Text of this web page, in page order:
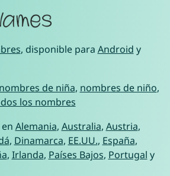
, disponible para Android y
nombres de niña, nombres de niño,
los nombres
Alemania, Australia, Austria,
, Dinamarca, EE.UU., España,
, Irlanda, Países Bajos, Portugal y